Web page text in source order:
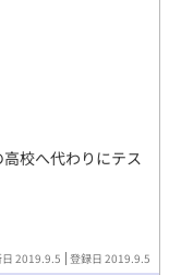
校へ代わりにテス
2019.9.5 登録日 2019.9.5